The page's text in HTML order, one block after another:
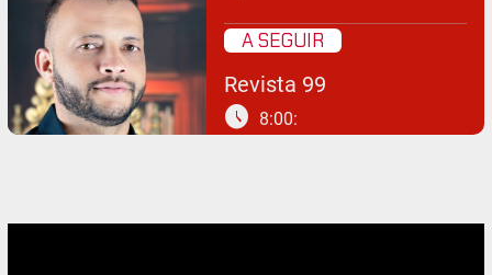
A SEGUIR
Revista 99
schedule 8:00: